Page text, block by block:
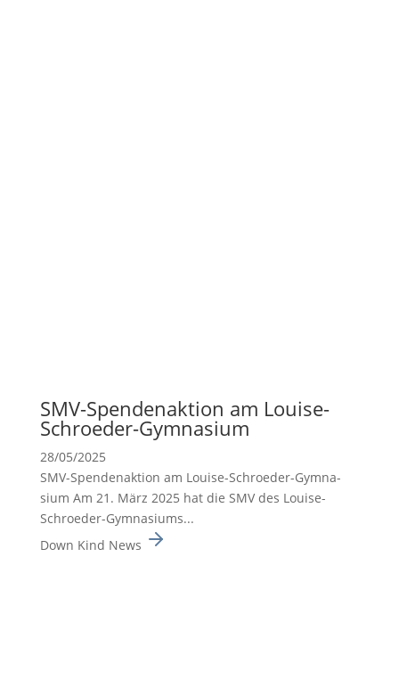
SMV-Spenden­ak­tion am Louise-
Schroeder-Gymna­sium
28/05/2025
SMV-Spenden­ak­tion am Louise-Schroeder-Gymna­
sium Am 21. März 2025 hat die SMV des Louise-
Schroeder-Gymna­siums...
Down Kind News